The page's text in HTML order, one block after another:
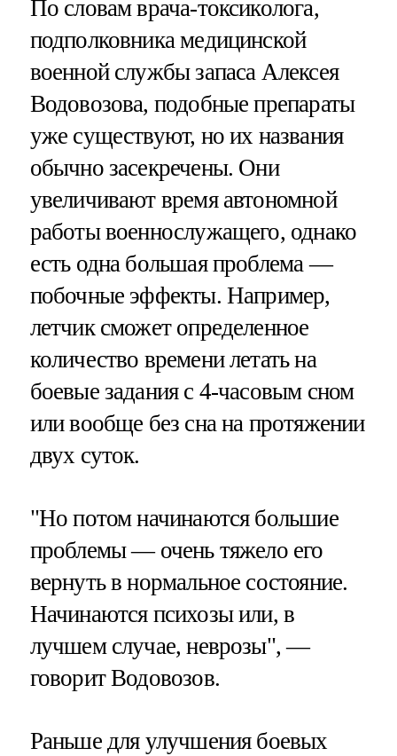
По словам врача-токсиколога,
подполковника медицинской
военной службы запаса Алексея
Водовозова, подобные препараты
уже существуют, но их названия
обычно засекречены. Они
увеличивают время автономной
работы военнослужащего, однако
есть одна большая проблема —
побочные эффекты. Например,
летчик сможет определенное
количество времени летать на
боевые задания с 4-часовым сном
или вообще без сна на протяжении
двух суток.
"Но потом начинаются большие
проблемы — очень тяжело его
вернуть в нормальное состояние.
Начинаются психозы или, в
лучшем случае, неврозы", —
говорит Водовозов.
Раньше для улучшения боевых